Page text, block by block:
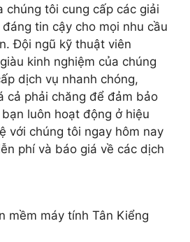
chúng tôi cung cấp các giải
tin cậy cho mọi nhu cầu
Đội ngũ kỹ thuật viên
kinh nghiệm của chúng
dịch vụ nhanh chóng,
cả phải chăng để đảm bảo
luôn hoạt động ở hiệu
với chúng tôi ngay hôm nay
phí và báo giá về các dịch
mềm máy tính Tân Kiểng